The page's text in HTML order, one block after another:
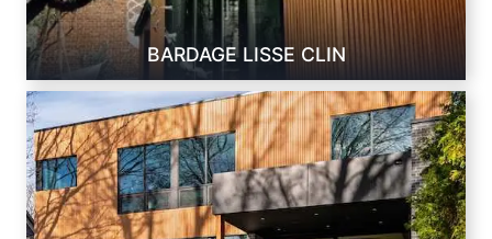
BARDAGE LISSE CLIN